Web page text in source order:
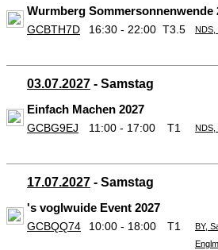
Wurmberg Sommersonnenwende
GCBTH7D 16:30 - 22:00 T3.5 NDS,
03.07.2027 - Samstag
Einfach Machen 2027
GCBG9EJ 11:00 - 17:00 T1 NDS,
17.07.2027 - Samstag
's voglwuide Event 2027
GCBQQ74 10:00 - 18:00 T1
BY,